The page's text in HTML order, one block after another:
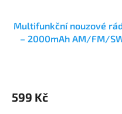
Multifunkční nouzové
– 2000mAh AM/FM/
je
599 Kč